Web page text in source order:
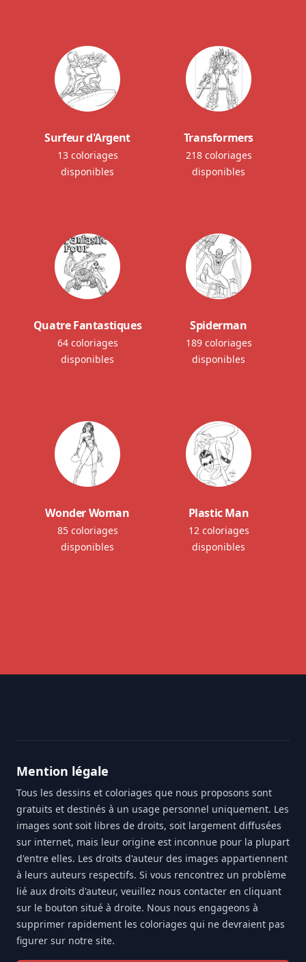
Surfeur d'Argent
13 coloriages
disponibles
Transformers
218 coloriages
disponibles
Quatre Fantastiques
64 coloriages
disponibles
Spiderman
189 coloriages
disponibles
Wonder Woman
85 coloriages
disponibles
Plastic Man
12 coloriages
disponibles
Mention légale
Tous les dessins et coloriages que nous proposons sont
gratuits et destinés à un usage personnel uniquement. Les
images sont soit libres de droits, soit largement diffusées
sur internet, mais leur origine est inconnue pour la plupart
d'entre elles. Les droits d'auteur des images appartiennent
à leurs auteurs respectifs. Si vous rencontrez un problème
lié aux droits d'auteur, veuillez nous contacter en cliquant
sur le bouton situé à droite. Nous nous engageons à
supprimer rapidement les coloriages qui ne devraient pas
figurer sur notre site.